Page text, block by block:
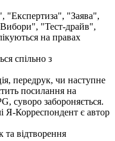
"Експертиза", "Заява",
"Тест-драйв",
на правах
спільно з
передрук, чи наступне
посилання на
суворо забороняється.
Я-Корреспондент є автор
та відтворення